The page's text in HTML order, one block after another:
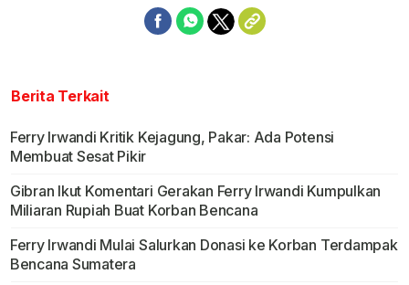
Berita Terkait
Ferry Irwandi Kritik Kejagung, Pakar: Ada Potensi
Membuat Sesat Pikir
Gibran Ikut Komentari Gerakan Ferry Irwandi Kumpulkan
Miliaran Rupiah Buat Korban Bencana
Ferry Irwandi Mulai Salurkan Donasi ke Korban Terdampak
Bencana Sumatera